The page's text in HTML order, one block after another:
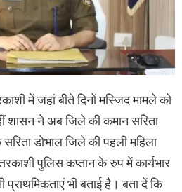
में जहां बीते दिनों मस्जिद मामले को
शासन ने अब जिले की कमान सरिता
डोभाल जिले की पहली महिला
पुलिस कप्तान के रुप में कार्यभार
भी बताई है। बता दें कि